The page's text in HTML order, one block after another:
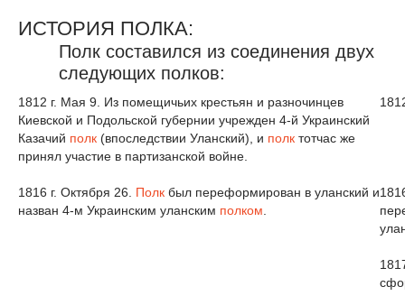
ИСТОРИЯ ПОЛКА:
Полк составился из соединения двух
следующих полков:
1812 г. Мая 9. Из помещичьих крестьян и разночинцев
Киевской и Подольской губернии учрежден 4-й Украинский
Казачий полк (впоследствии Уланский), и полк тотчас же
принял участие в партизанской войне.
1816 г. Октября 26. Полк был переформирован в уланский и
назван 4-м Украинским уланским полком